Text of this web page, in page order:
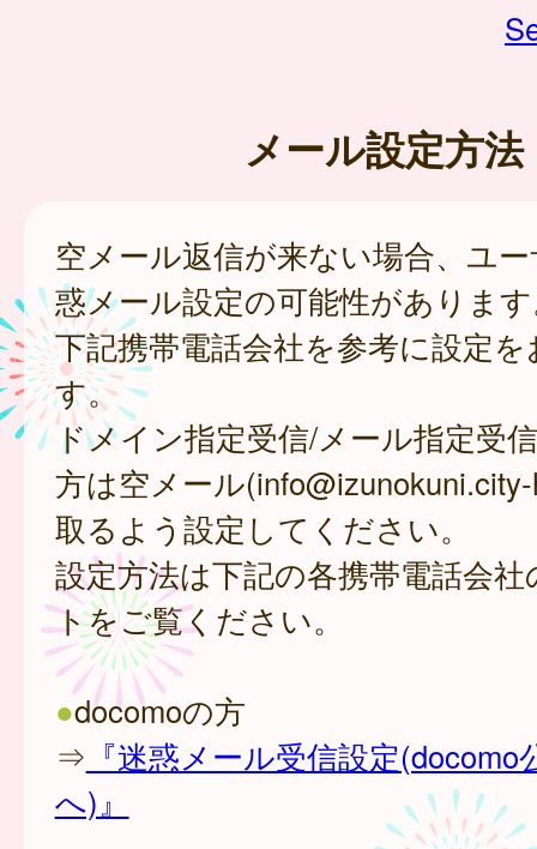
メール設定方法
空メール返信が来ない場合、ユ
惑メール設定の可能性がありま
下記携帯電話会社を参考に設定
す。
ドメイン指定受信/メール指定受
方は空メール
取るよう設定してください。
設定方法は下記の各携帯電話会
トをご覧ください。
●docomoの方
⇒ 『迷惑メール受信設定
へ)』